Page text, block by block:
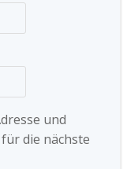
und
die nächste